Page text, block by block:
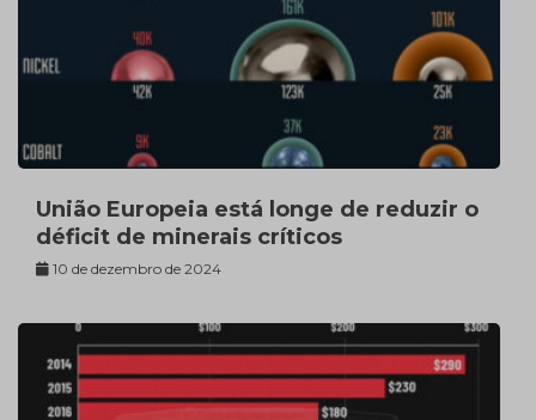
União Europeia está longe de reduzir o
déficit de minerais críticos
10 de dezembro de 2024